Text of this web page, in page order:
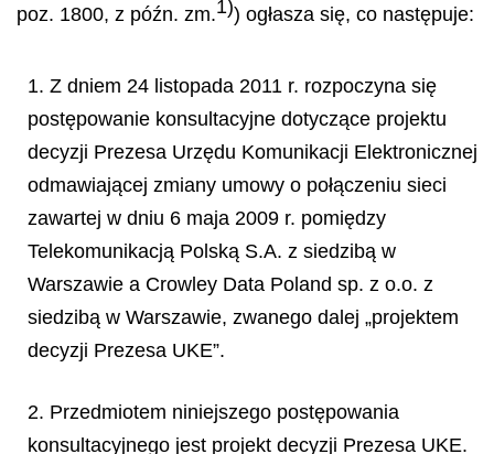
poz. 1800, z późn. zm.1)) ogłasza się, co następuje:
1. Z dniem 24 listopada 2011 r. rozpoczyna się
postępowanie konsultacyjne dotyczące projektu
decyzji Prezesa Urzędu Komunikacji Elektronicznej
odmawiającej zmiany umowy o połączeniu sieci
zawartej w dniu 6 maja 2009 r. pomiędzy
Telekomunikacją Polską S.A. z siedzibą w
Warszawie a Crowley Data Poland sp. z o.o. z
siedzibą w Warszawie, zwanego dalej „projektem
decyzji Prezesa UKE”.
2. Przedmiotem niniejszego postępowania
konsultacyjnego jest projekt decyzji Prezesa UKE.